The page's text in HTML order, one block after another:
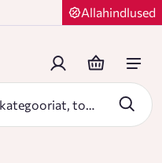
Allahindlused